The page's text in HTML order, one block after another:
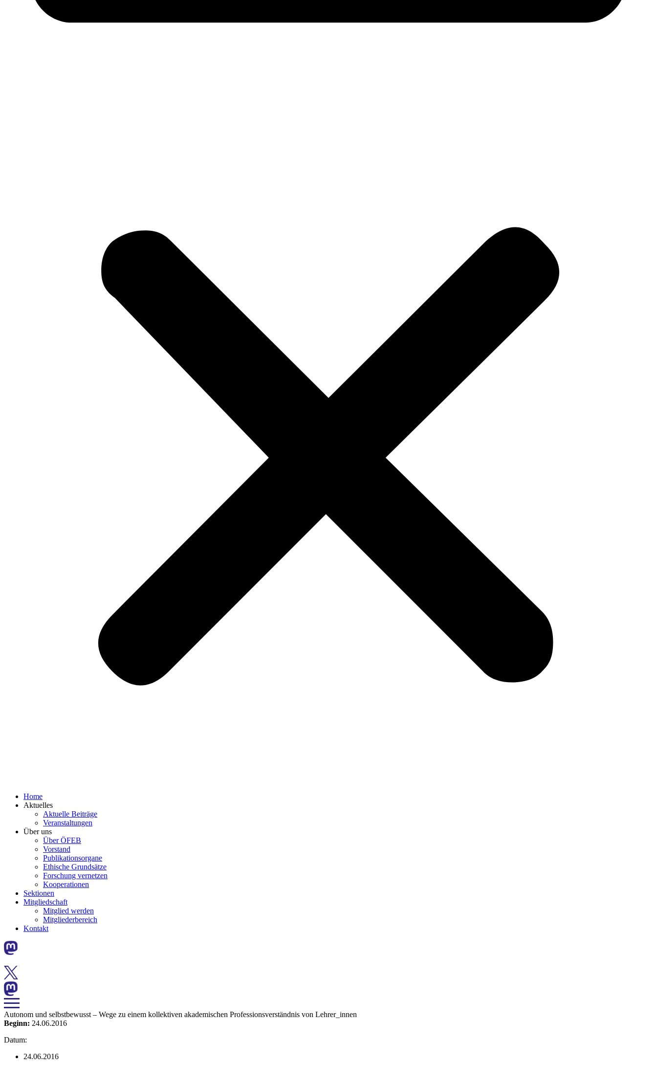
Home
Aktuelles
Aktuelle Beiträge
Veranstaltungen
Über uns
Über ÖFEB
Vorstand
Publikationsorgane
Ethische Grundsätze
Forschung vernetzen
Kooperationen
Sektionen
Mitgliedschaft
Mitglied werden
Mitgliederbereich
Kontakt
Autonom und selbstbewusst – Wege zu einem kollektiven akademischen Professionsverständnis von Lehrer_innen
Beginn: 24.06.2016
Datum:
24.06.2016